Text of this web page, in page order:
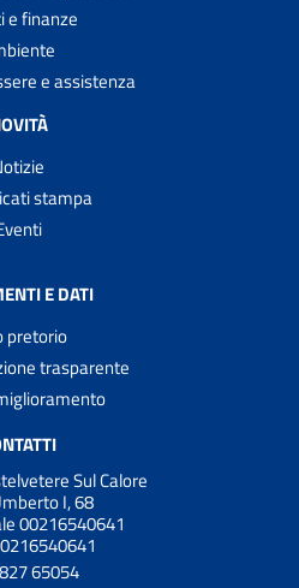
e finanze
e assistenza
stampa
E DATI
pretorio
trasparente
Sul Calore
I, 68
00216540641
65054